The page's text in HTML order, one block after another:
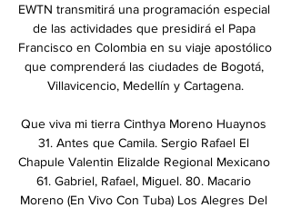
EWTN transmitirá una programación especial
de las actividades que presidirá el Papa
Francisco en Colombia en su viaje apostólico
que comprenderá las ciudades de Bogotá,
Villavicencio, Medellín y Cartagena.
Que viva mi tierra Cinthya Moreno Huaynos
31. Antes que Camila. Sergio Rafael El
Chapule Valentin Elizalde Regional Mexicano
61. Gabriel, Rafael, Miguel. 80. Macario
Moreno (En Vivo Con Tuba) Los Alegres Del